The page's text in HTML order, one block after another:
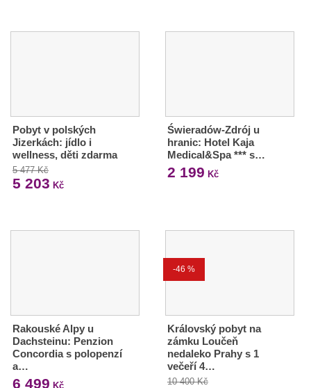
Pobyt v polských
Jizerkách: jídlo i
wellness, děti zdarma
5 477 Kč
5 203 Kč
Świeradów-Zdrój u
hranic: Hotel Kaja
Medical&Spa *** s…
2 199 Kč
Rakouské Alpy u
Dachsteinu: Penzion
Concordia s polopenzí
a…
6 499 Kč
-46 %
Královský pobyt na
zámku Loučeň
nedaleko Prahy s 1
večeří 4…
10 400 Kč